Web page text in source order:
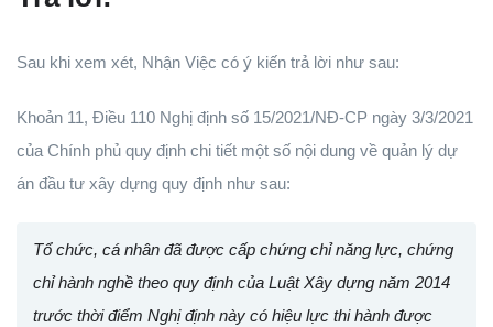
Sau khi xem xét, Nhận Việc có ý kiến trả lời như sau:
Khoản 11, Điều 110 Nghị định số 15/2021/NĐ-CP ngày 3/3/2021
của Chính phủ quy định chi tiết một số nội dung về quản lý dự
án đầu tư xây dựng quy định như sau:
Tổ chức, cá nhân đã được cấp chứng chỉ năng lực, chứng
chỉ hành nghề theo quy định của Luật Xây dựng năm 2014
trước thời điểm Nghị định này có hiệu lực thi hành được